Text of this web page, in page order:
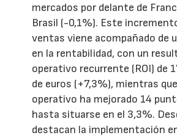
mercados por delante de
Brasil (-0,1%). Este
ventas viene acompañado de
en la rentabilidad, con un
operativo recurrente (ROI) de
de euros (+7,3%), mientras
operativo ha mejorado 14
hasta situarse en el 3,3%.
destacan la implementación